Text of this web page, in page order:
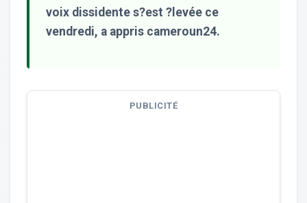
voix dissidente s?est ?levée ce
vendredi, a appris cameroun24.
PUBLICITÉ